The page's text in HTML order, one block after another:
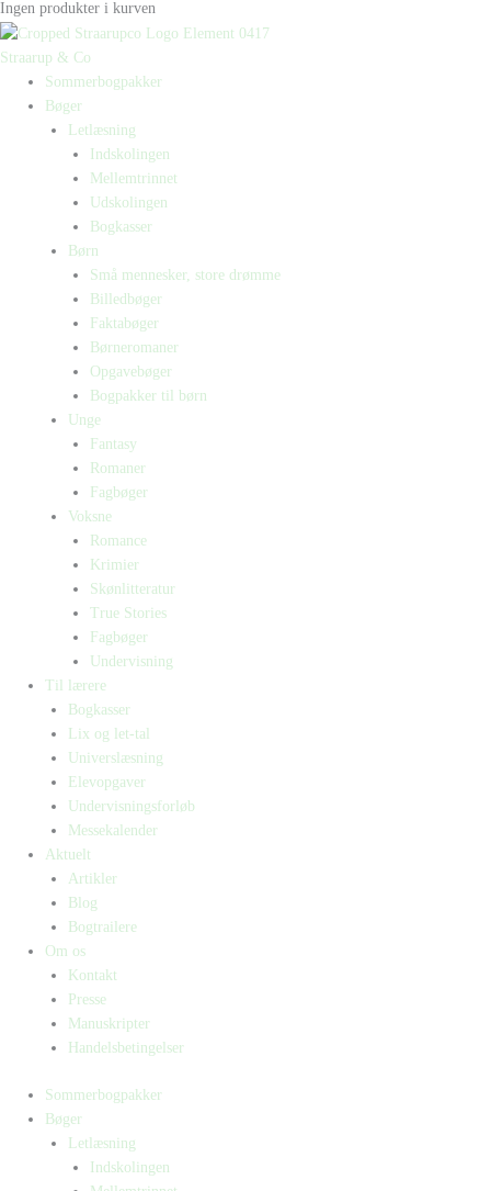
Ingen produkter i kurven
Straarup & Co
Sommerbogpakker
Bøger
Letlæsning
Indskolingen
Mellemtrinnet
Udskolingen
Bogkasser
Børn
Små mennesker, store drømme
Billedbøger
Faktabøger
Børneromaner
Opgavebøger
Bogpakker til børn
Unge
Fantasy
Romaner
Fagbøger
Voksne
Romance
Krimier
Skønlitteratur
True Stories
Fagbøger
Undervisning
Til lærere
Bogkasser
Lix og let-tal
Universlæsning
Elevopgaver
Undervisningsforløb
Messekalender
Aktuelt
Artikler
Blog
Bogtrailere
Om os
Kontakt
Presse
Manuskripter
Handelsbetingelser
Sommerbogpakker
Bøger
Letlæsning
Indskolingen